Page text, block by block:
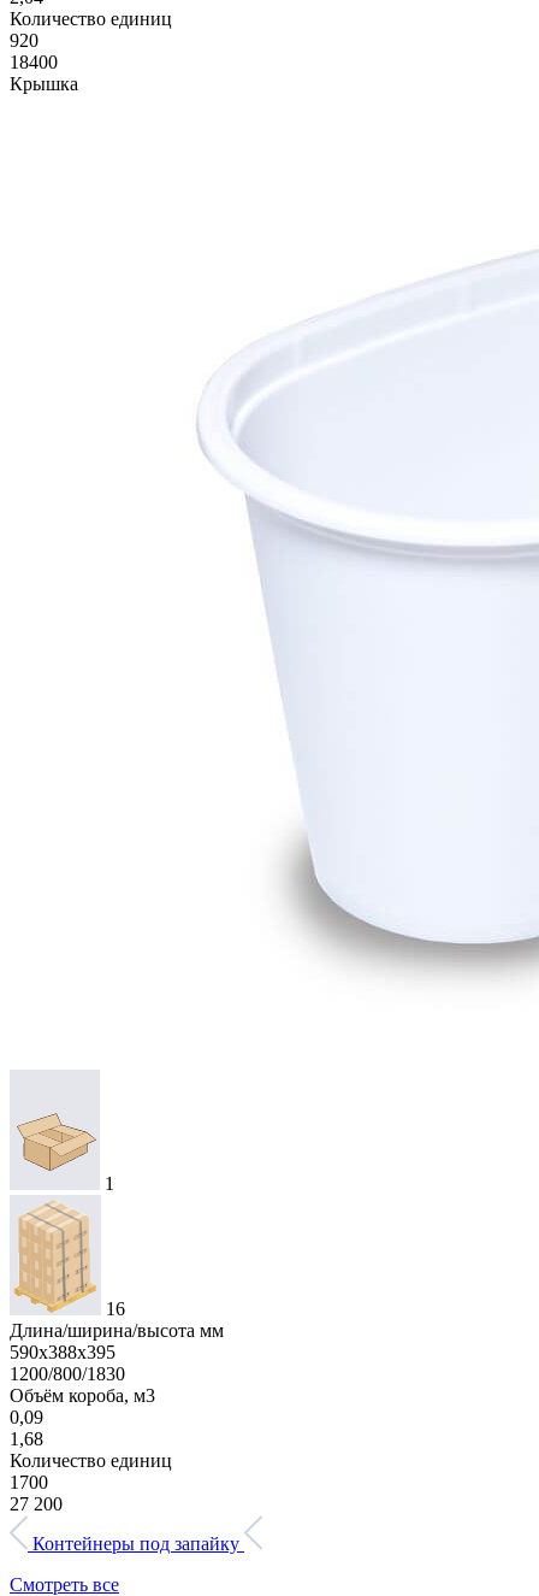
Количество единиц
920
18400
Крышка
1
16
Длина/ширина/высота мм
590x388x395
1200/800/1830
Объём короба, м3
0,09
1,68
Количество единиц
1700
27 200
Контейнеры под запайку
Смотреть все